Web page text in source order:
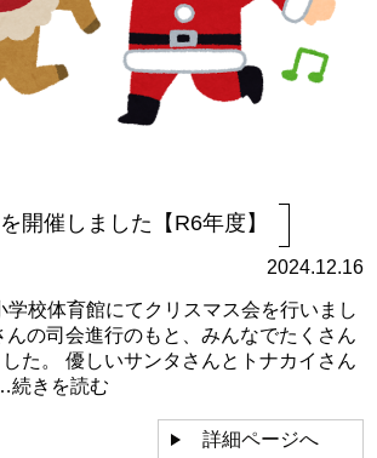
開催しました【R6年度】
2024.12.16
学校体育館にてクリスマス会を行いまし
んの司会進行のもと、みんなでたくさん
た。 優しいサンタさんとトナカイさん
続きを読む
詳細ページへ